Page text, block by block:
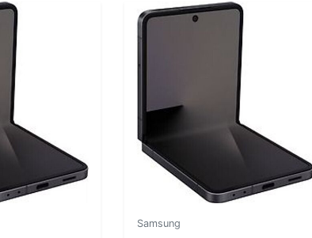
Samsung